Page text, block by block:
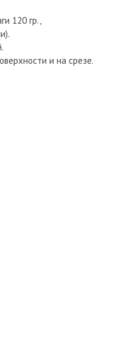
120 гр.,
и на срезе.